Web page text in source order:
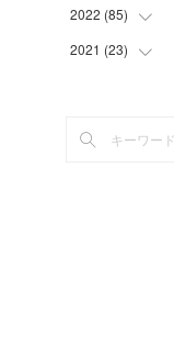
2022 (85)
(12
)
(
2021 (23)